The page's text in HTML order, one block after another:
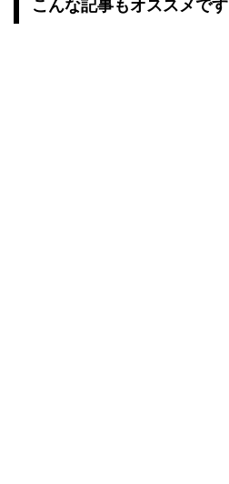
こんな記事もオススメです